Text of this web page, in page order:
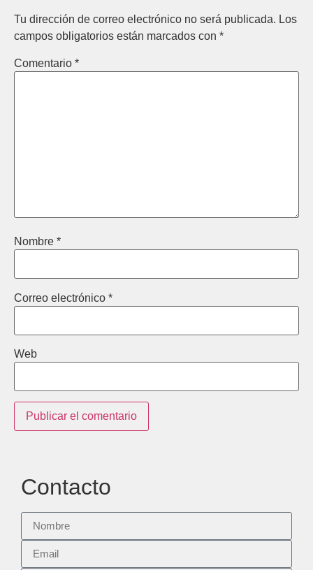
Tu dirección de correo electrónico no será publicada. Los
campos obligatorios están marcados con *
Comentario *
Nombre *
Correo electrónico *
Web
Contacto